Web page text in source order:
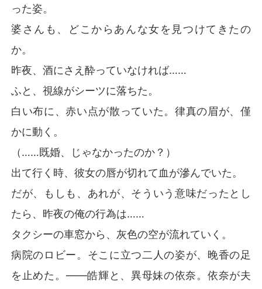
った姿。
婆さんも、どこからあんな女を見つけてきたの
か。
昨夜、酒にさえ酔っていなければ……
ふと、視線がシーツに落ちた。
白い布に、赤い点が散っていた。律真の眉が、僅
かに動く。
（……既婚、じゃなかったのか？）
出て行く時、彼女の唇が切れて血が滲んでいた。
だが、もしも、あれが、そういう意味だったとし
たら、昨夜の俺の行為は……
タクシーの車窓から、灰色の空が流れていく。
病院のロビー。そこに立つ二人の姿が、晚香の足
を止めた。――皓輝と、異母妹の依奈。依奈が夫